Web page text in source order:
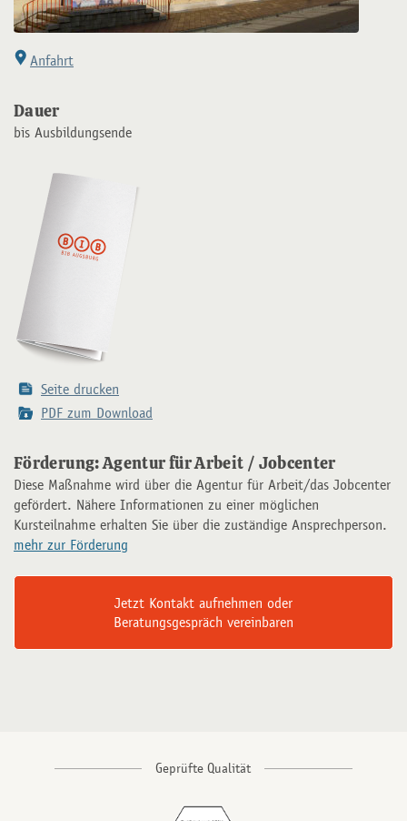
Anfahrt
Dauer
bis Ausbildungsende
Seite drucken
PDF zum Download
Förderung: Agentur für Arbeit / Jobcenter
Diese Maßnahme wird über die Agentur für Arbeit/das Jobcenter
gefördert. Nähere Informationen zu einer möglichen
Kursteilnahme erhalten Sie über die zuständige Ansprechperson.
mehr zur Förderung
Jetzt Kontakt aufnehmen oder
Beratungsgespräch vereinbaren